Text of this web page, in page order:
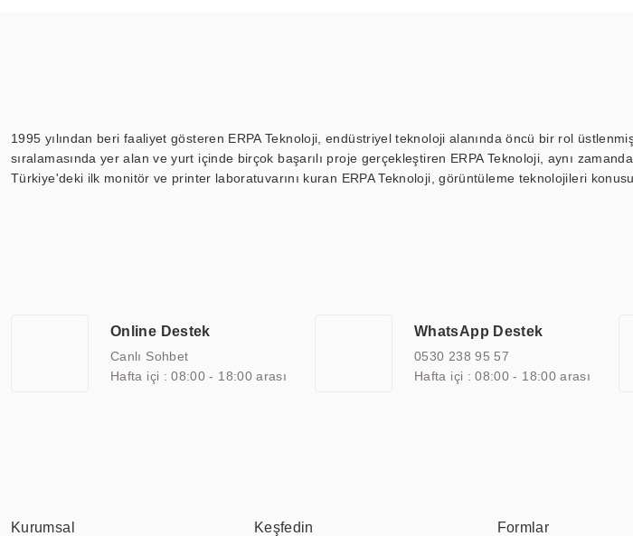
1995 yılından beri faaliyet gösteren ERPA Teknoloji, endüstriyel teknoloji alanında öncü bir rol
sıralamasında yer alan ve yurt içinde birçok başarılı proje gerçekleştiren ERPA Teknoloji, aynı
Türkiye'deki ilk monitör ve printer laboratuvarını kuran ERPA Teknoloji, görüntüleme teknolojileri
arasında yer almaktadır. ERPA Teknoloji, uluslararası standartlarda kalite belgelerine ve sertifikalara
yılların getirdiği bilgi ve tecrübe ile birleştiren ERPA Teknoloji, özel çözümleri ile iş ortaklarının öne
Online Destek
Canlı Sohbet
Hafta içi : 08:00 - 18:00 arası
WhatsApp Destek
0530 238 95 57
Hafta içi : 08:00 - 18:00 arası
Kurumsal Keşfedin Formlar